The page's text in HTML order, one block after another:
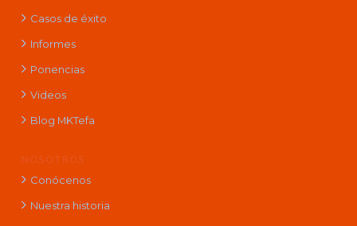
Casos de éxito
Informes
Ponencias
Videos
Blog MKTefa
NOSOTROS
Conócenos
Nuestra historia